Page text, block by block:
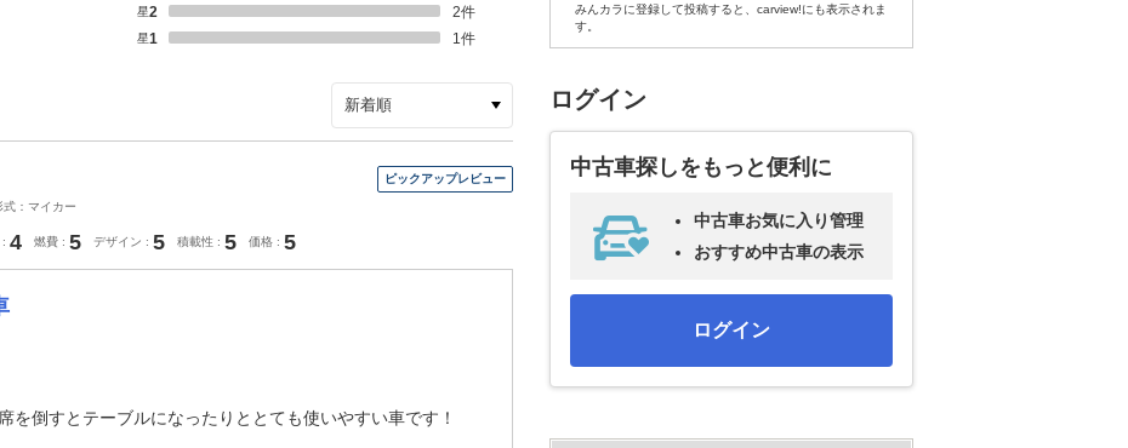
星2
2件
星1
1件
式：マイカー
4 燃費 5 デザイン 5 積載性 5 価格 5
を倒すとテーブルになったりととても使いやすい車です！
みんカラに登録して投稿すると、carview!にも表示されま
す。
ログイン
中古車探しをもっと便利に
中古車お気に入り管理
おすすめ中古車の表示
ログイン